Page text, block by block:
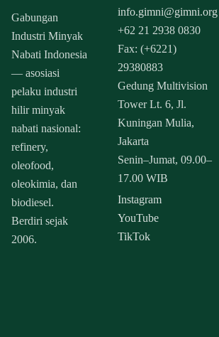
Gabungan
Industri Minyak
Nabati Indonesia
— asosiasi
pelaku industri
hilir minyak
nabati nasional:
refinery,
oleofood,
oleokimia, dan
biodiesel.
Berdiri sejak
2006.
info.gimni@gimni.org
+62 21 2938 0830
Fax: (+6221)
29380883
Gedung Multivision
Tower Lt. 6, Jl.
Kuningan Mulia,
Jakarta
Senin–Jumat, 09.00–
17.00 WIB
Instagram
YouTube
TikTok